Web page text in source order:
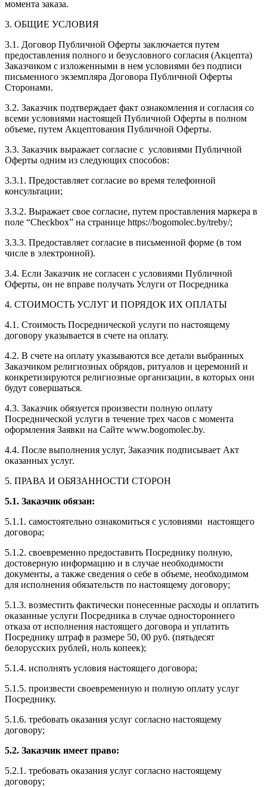
момента заказа.
3. ОБЩИЕ УСЛОВИЯ
3.1. Договор Публичной Оферты заключается путем
предоставления полного и безусловного согласия (Акцепта)
Заказчиком c изложенными в нем условиями без подписи
письменного экземпляра Договора Публичной Оферты
Сторонами.
3.2. Заказчик подтверждает факт ознакомления и согласия со
всеми условиями настоящей Публичной Оферты в полном
объеме, путем Акцептования Публичной Оферты.
3.3. Заказчик выражает согласие с условиями Публичной
Оферты одним из следующих способов:
3.3.1. Предоставляет согласие во время телефонной
консультации;
3.3.2. Выражает свое согласие, путем проставления маркера в
поле “Checkbox” на странице https://bogomolec.by/treby/;
3.3.3. Предоставляет согласие в письменной форме (в том
числе в электронной).
3.4. Если Заказчик не согласен с условиями Публичной
Оферты, он не вправе получать Услуги от Посредника
4. СТОИМОСТЬ УСЛУГ И ПОРЯДОК ИХ ОПЛАТЫ
4.1. Стоимость Посреднической услуги по настоящему
договору указывается в счете на оплату.
4.2. В счете на оплату указываются все детали выбранных
Заказчиком религиозных обрядов, ритуалов и церемоний и
конкретизируются религиозные организации, в которых они
будут совершаться.
4.3. Заказчик обязуется произвести полную оплату
Посреднической услуги в течение трех часов с момента
оформления Заявки на Сайте www.bogomolec.by.
4.4. После выполнения услуг, Заказчик подписывает Акт
оказанных услуг.
5. ПРАВА И ОБЯЗАННОСТИ СТОРОН
5.1. Заказчик обязан:
5.1.1. самостоятельно ознакомиться с условиями настоящего
договора;
5.1.2. своевременно предоставить Посреднику полную,
достоверную информацию и в случае необходимости
документы, а также сведения о себе в объеме, необходимом
для исполнения обязательств по настоящему договору;
5.1.3. возместить фактически понесенные расходы и оплатить
оказанные услуги Посредника в случае одностороннего
отказа от исполнения настоящего договора и уплатить
Посреднику штраф в размере 50, 00 руб. (пятьдесят
белорусских рублей, ноль копеек);
5.1.4. исполнять условия настоящего договора;
5.1.5. произвести своевременную и полную оплату услуг
Посреднику.
5.1.6. требовать оказания услуг согласно настоящему
договору;
5.2. Заказчик имеет право:
5.2.1. требовать оказания услуг согласно настоящему
договору;